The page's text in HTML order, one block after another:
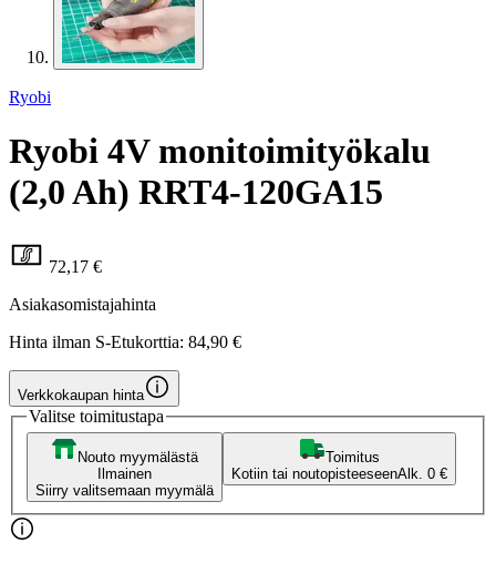
Ryobi
Ryobi 4V monitoimityökalu
(2,0 Ah) RRT4-120GA15
72,17 €
Asiakasomistajahinta
Hinta ilman S-Etukorttia: 84,90 €
Verkkokaupan hinta
Valitse toimitustapa
Nouto myymälästä
Ilmainen
Siirry valitsemaan myymälä
Toimitus
Kotiin tai noutopisteeseenAlk. 0 €